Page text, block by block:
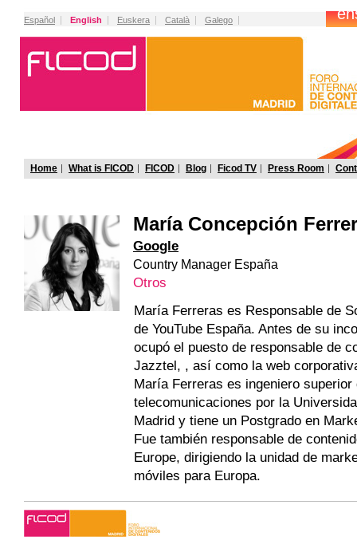
Español English Euskera Català Galego
María Concepción
Google
Country Manager España
Otros
María Ferreras es Responsable de
de YouTube España. Antes de su
ocupó el puesto de responsable de
Jazztel, , así como la web
María Ferreras es ingeniero superior
telecomunicaciones por la
Madrid y tiene un Postgrado en
Fue también responsable de
Europe, dirigiendo la unidad de
móviles para Europa.
Home What is FICOD FICOD Blog Ficod TV Press Room